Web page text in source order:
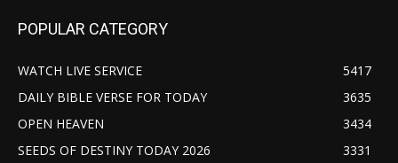
POPULAR CATEGORY
WATCH LIVE SERVICE
5417
DAILY BIBLE VERSE FOR TODAY
3635
OPEN HEAVEN
3434
SEEDS OF DESTINY TODAY 2026
3331